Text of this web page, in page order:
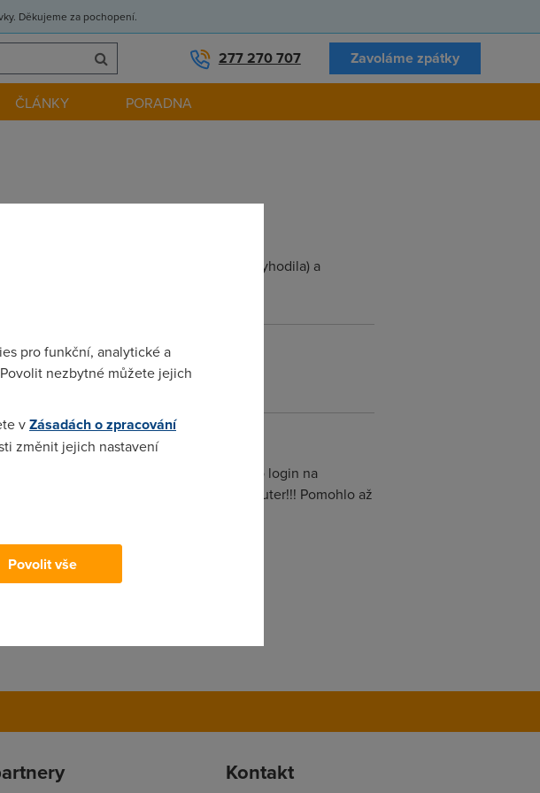
Děkujeme za pochopení.
277 270 707 Zavoláme zpátky
ČLÁNKY PORADNA
nemuzu najit krabici (asi ji manzelka vyhodila) a
tak 10s držet reset,
prý předposledním návodem, kde stálo login na
login 10.0.0.2, ID admina heslo epicrouter!!! Pomohlo až
Kontakt
pro funkční, analytické a
nezbytné můžete jejich
vZásadách o zpracování
změnit jejich nastavení
Povolit vše